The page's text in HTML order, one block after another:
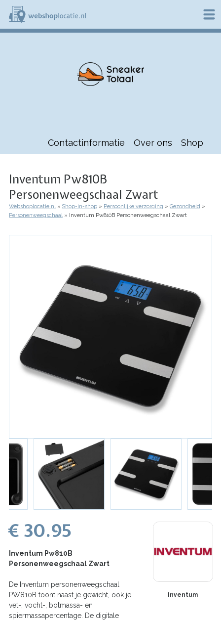
Overslaan
naar
de
Contactinformatie Over ons Shop
Inventum Pw810B
Personenweegschaal Zwart
Kruimelpad
Webshoplocatie.nl Shop-in-shop Persoonlijke verzorging
Gezondheid
Personenweegschaal
Inventum Pw810B Personenweegschaal Zwart
Inventum
€ 30.95
Inventum Pw810B
Personenweegschaal Zwart
De Inventum personenweegschaal
PW810B toont naast je gewicht, ook je
vet-, vocht-, botmassa- en
spiermassapercentage. De digitale